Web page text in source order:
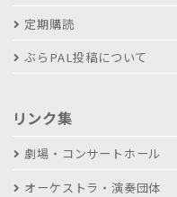
定期購読
ぶらPAL投稿について
リンク集
劇場・コンサートホール
オーケストラ・演奏団体